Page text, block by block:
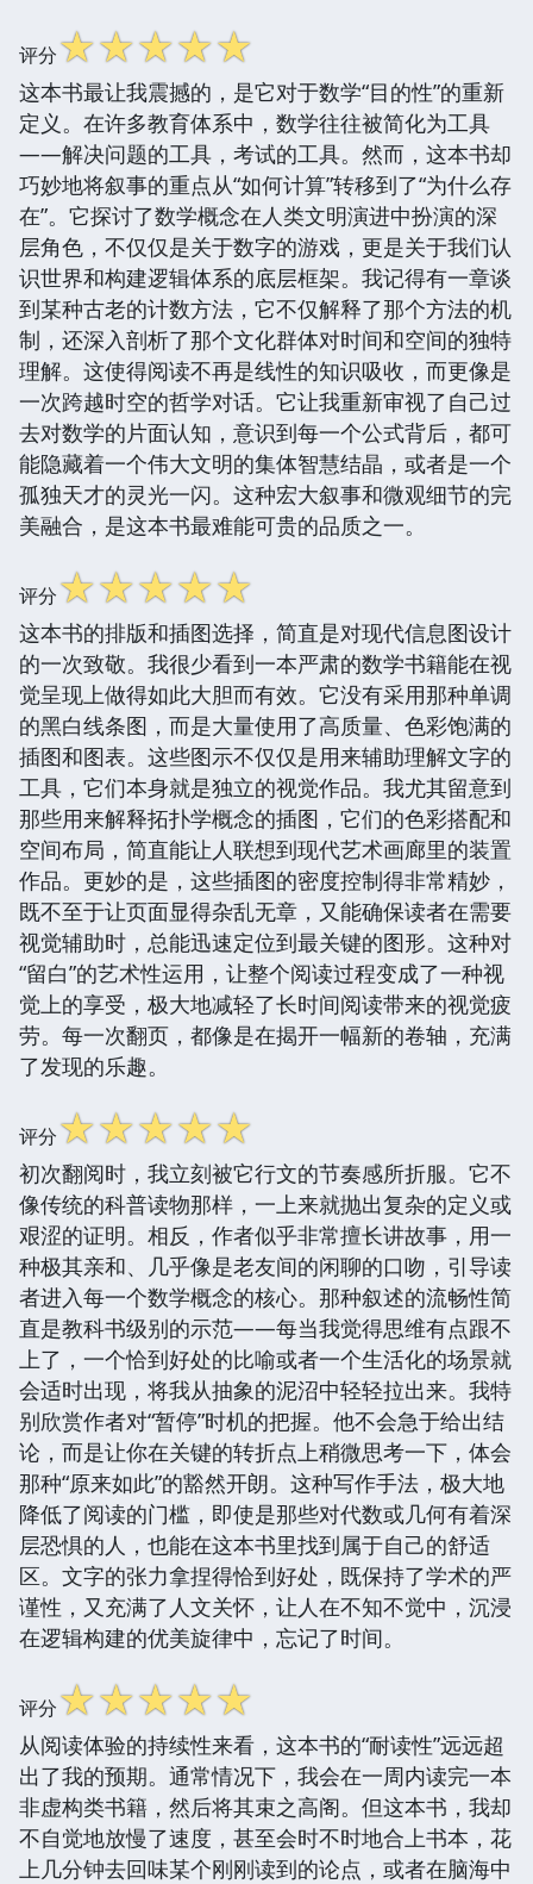
评分☆☆☆☆☆
这本书最让我震撼的，是它对于数学“目的性”的重新
定义。在许多教育体系中，数学往往被简化为工具
——解决问题的工具，考试的工具。然而，这本书却
巧妙地将叙事的重点从“如何计算”转移到了“为什么存
在”。它探讨了数学概念在人类文明演进中扮演的深
层角色，不仅仅是关于数字的游戏，更是关于我们认
识世界和构建逻辑体系的底层框架。我记得有一章谈
到某种古老的计数方法，它不仅解释了那个方法的机
制，还深入剖析了那个文化群体对时间和空间的独特
理解。这使得阅读不再是线性的知识吸收，而更像是
一次跨越时空的哲学对话。它让我重新审视了自己过
去对数学的片面认知，意识到每一个公式背后，都可
能隐藏着一个伟大文明的集体智慧结晶，或者是一个
孤独天才的灵光一闪。这种宏大叙事和微观细节的完
美融合，是这本书最难能可贵的品质之一。
评分☆☆☆☆☆
这本书的排版和插图选择，简直是对现代信息图设计
的一次致敬。我很少看到一本严肃的数学书籍能在视
觉呈现上做得如此大胆而有效。它没有采用那种单调
的黑白线条图，而是大量使用了高质量、色彩饱满的
插图和图表。这些图示不仅仅是用来辅助理解文字的
工具，它们本身就是独立的视觉作品。我尤其留意到
那些用来解释拓扑学概念的插图，它们的色彩搭配和
空间布局，简直能让人联想到现代艺术画廊里的装置
作品。更妙的是，这些插图的密度控制得非常精妙，
既不至于让页面显得杂乱无章，又能确保读者在需要
视觉辅助时，总能迅速定位到最关键的图形。这种对
“留白”的艺术性运用，让整个阅读过程变成了一种视
觉上的享受，极大地减轻了长时间阅读带来的视觉疲
劳。每一次翻页，都像是在揭开一幅新的卷轴，充满
了发现的乐趣。
评分☆☆☆☆☆
初次翻阅时，我立刻被它行文的节奏感所折服。它不
像传统的科普读物那样，一上来就抛出复杂的定义或
艰涩的证明。相反，作者似乎非常擅长讲故事，用一
种极其亲和、几乎像是老友间的闲聊的口吻，引导读
者进入每一个数学概念的核心。那种叙述的流畅性简
直是教科书级别的示范——每当我觉得思维有点跟不
上了，一个恰到好处的比喻或者一个生活化的场景就
会适时出现，将我从抽象的泥沼中轻轻拉出来。我特
别欣赏作者对“暂停”时机的把握。他不会急于给出结
论，而是让你在关键的转折点上稍微思考一下，体会
那种“原来如此”的豁然开朗。这种写作手法，极大地
降低了阅读的门槛，即使是那些对代数或几何有着深
层恐惧的人，也能在这本书里找到属于自己的舒适
区。文字的张力拿捏得恰到好处，既保持了学术的严
谨性，又充满了人文关怀，让人在不知不觉中，沉浸
在逻辑构建的优美旋律中，忘记了时间。
评分☆☆☆☆☆
从阅读体验的持续性来看，这本书的“耐读性”远远超
出了我的预期。通常情况下，我会在一周内读完一本
非虚构类书籍，然后将其束之高阁。但这本书，我却
不自觉地放慢了速度，甚至会时不时地合上书本，花
上几分钟去回味某个刚刚读到的论点，或者在脑海中